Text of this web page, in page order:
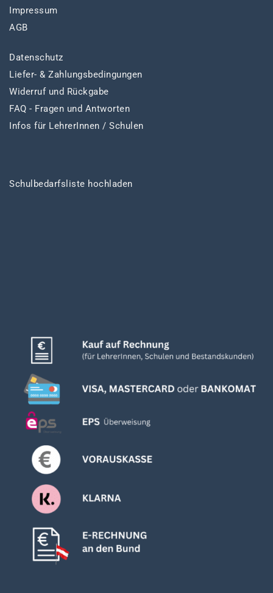
Impressum
AGB
Datenschutz
Liefer- & Zahlungsbedingungen
Widerruf und Rückgabe
FAQ - Fragen und Antworten
Infos für LehrerInnen / Schulen
Schulbedarfsliste hochladen